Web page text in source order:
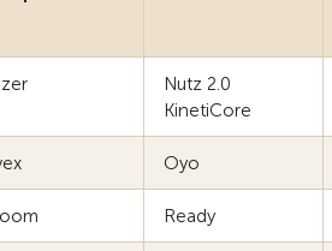
Nutz 2.0
KinetiCore
Oyo
Ready